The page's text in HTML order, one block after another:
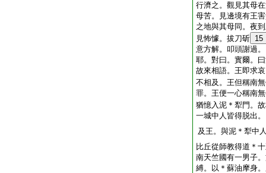
行濟之。觀見其母
母苦。見邊境有王
之地與其母同。夜
見怖懅。拔刀斫 15
意方解。叩頭謝過
耶。對曰。實爾。
故來相語。王即求
不相及。王但稱南
罪。王便一心稱南
猶憶入泥＊犁門。
一城中人皆得脱出
及王。與泥＊犁中
比丘從師教得道＊
南天竺國有一男子
縛。以＊蘇油摩身